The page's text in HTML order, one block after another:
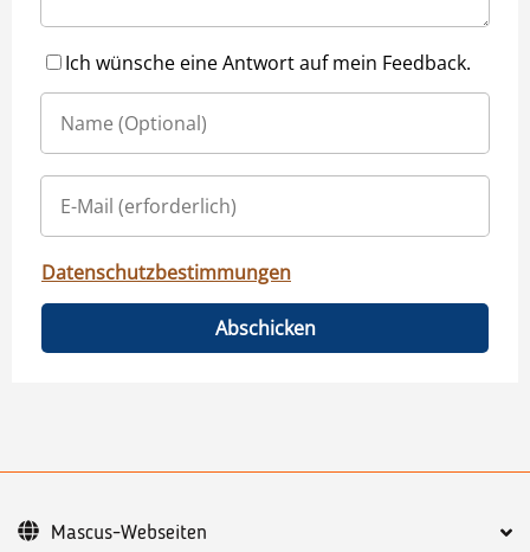
Ich wünsche eine Antwort auf mein Feedback.
Datenschutzbestimmungen
Abschicken
Mascus-Webseiten